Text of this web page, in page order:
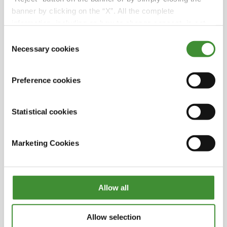
banner by clicking on the “X”. All the complete
Selection
Necessary cookies
Preference cookies
Statistical cookies
Marketing Cookies
Allow all
Allow selection
Roger Kerr
Biliyor muydunuz?
• Birleşik Krallık geçen yıl ulusal bir gıda
işbirliği yaparak, yeni kurallar için lobi
faaliyetleri yürüterek ve eğitimci olarak hizmet
vererek inovasyonu desteklemektedir.